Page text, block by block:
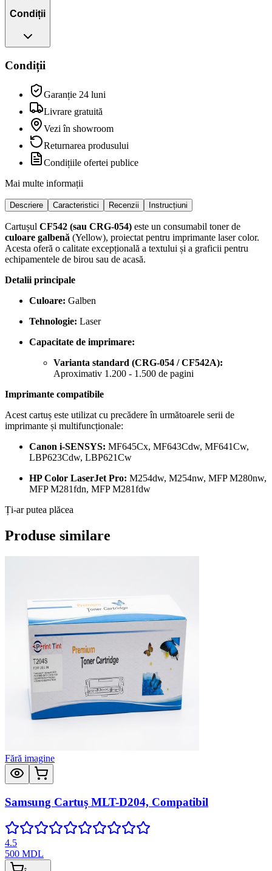
Condiții
Condiții
Garanție 24 luni
Livrare gratuită
Vezi în showroom
Returnarea produsului
Condițiile ofertei publice
Mai multe informații
Descriere Caracteristici Recenzii Instrucțiuni
Cartușul CF542 (sau CRG-054) este un consumabil toner de
culoare galbenă (Yellow), proiectat pentru imprimante laser color.
Acesta oferă o calitate excepțională a textului și a graficii pentru
echipamentele de birou sau de acasă.
Detalii principale
Culoare: Galben
Tehnologie: Laser
Capacitate de imprimare:
Varianta standard (CRG-054 / CF542A):
Aproximativ 1.200 - 1.500 de pagini
Imprimante compatibile
Acest cartuș este utilizat cu precădere în următoarele serii de
imprimante și multifuncționale:
Canon i-SENSYS: MF645Cx, MF643Cdw, MF641Cw,
LBP623Cdw, LBP621Cw
HP Color LaserJet Pro: M254dw, M254nw, MFP M280nw,
MFP M281fdn, MFP M281fdw
Ți-ar putea plăcea
Produse similare
Fără imagine
Samsung Cartuș MLT-D204, Compatibil
4.5
500 MDL